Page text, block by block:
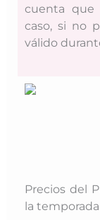
cuenta que
caso, si no
válido
Precios del
la temporada